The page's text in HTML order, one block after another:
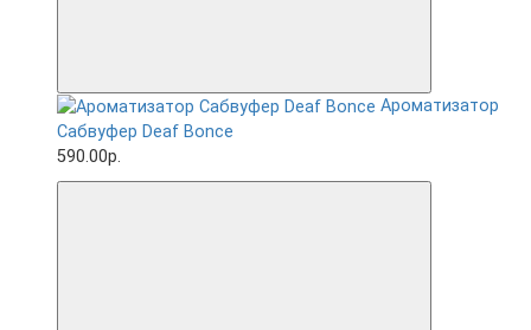
Ароматизатор
Сабвуфер Deaf Bonce
590.00р.